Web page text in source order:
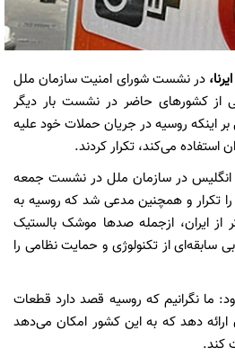
در نشست شورای امنیت سازمان ملل
از کشورهای حاضر در نشست بار دیگر
بر اینکه روسیه در جریان حملات خود علیه
استفاده می‌کند، تکرار کردند.
انگلیس در سازمان ملل در نشست جمعه
تکرار و همچنین مدعی شد که روسیه به
از ایران، ازجمله صدها موشک بالستیک
سابقه‌ای از تکنولوژی و حمایت نظامی را
ما نگرانیم که روسیه قصد دارد قطعات
ارائه دهد که به این کشور امکان می‌دهد
کند.